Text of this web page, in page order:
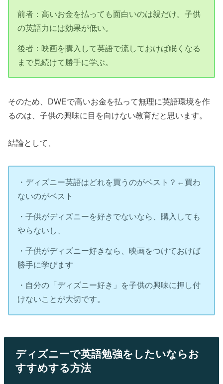
前者：高いお金を払っても面白いのは親だけ。子供
の英語力には効果が低い。
後者：映画を購入して英語で流しておけば眠くなる
まで見続けて勝手に学ぶ。
そのため、DWEで高いお金を払って無理に英語環境を作
るのは、子供の興味に目を向けない教育だと思います。
結論として、
・ディズニー英語はどれを買うのがベスト？←買わ
ないのがベスト
・子供がディズニーを好きでないなら、購入しても
やらないし、
・子供がディズニー好きなら、映画をつけておけば
勝手に学びます
・自分の「ディズニー好き」を子供の興味に押し付
けないことが大切です。
ディズニーで英語勉強をしたいならお
すすめする方法